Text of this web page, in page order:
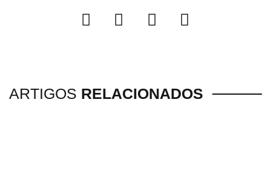
ARTIGOS RELACIONADOS